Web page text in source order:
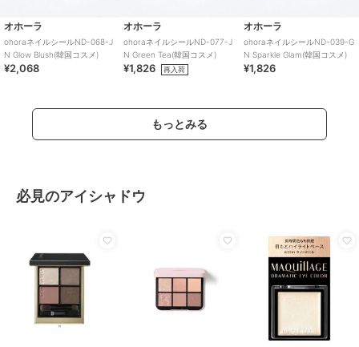
オホーラ
ohoraネイルシールND-068-J
N Glow Blush(韓国コスメ)
¥2,068
オホーラ
ohoraネイルシールND-077-J
N Green Tea(韓国コスメ)
¥1,826 再入荷
オホーラ
ohoraネイルシールND-039-G
N Sparkle Glam(韓国コスメ)
¥1,826
もっとみる
必見のアイシャドウ